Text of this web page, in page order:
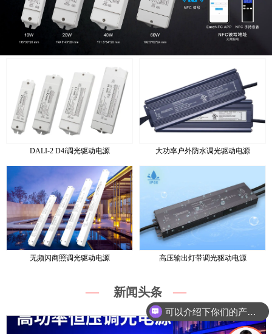
DALI-2 D4i调光驱动电源 大功率户外防水调光驱动电源
无频闪商照调光驱动电源 高压输出灯带调光驱动电源
— 新闻头条 —
可以介绍下你们的产品么？